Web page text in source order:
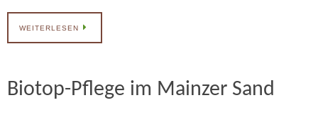
WEITERLESEN
Biotop-Pflege im Mainzer Sand